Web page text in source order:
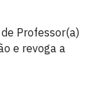
Professor(a)
e revoga a